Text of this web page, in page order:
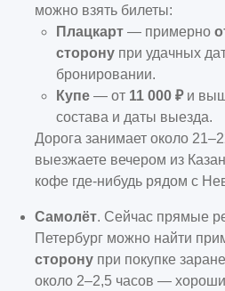
можно взять билеты:
Плацкарт — примерно
сторону при удачных
бронировании.
Купе — от 11 000 ₽и
состава и даты выезда.
Дорога занимает около
выезжаете вечером из
кофе где-нибудь рядом с
Самолёт. Сейчас прямые
Петербург можно найти
сторону при покупке
около 2–2,5 часов —